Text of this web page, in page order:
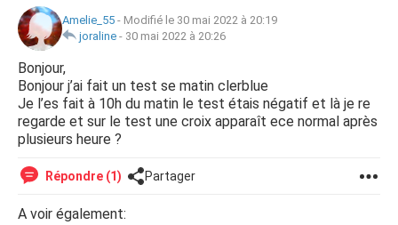
Amelie_55 - Modifié le 30 mai 2022 à 20:19
joraline - 30 mai 2022 à 20:26
Bonjour,
Bonjour j’ai fait un test se matin clerblue
Je l’es fait à 10h du matin le test étais négatif et là je re
regarde et sur le test une croix apparaît ece normal après
plusieurs heure ?
Répondre (1) Partager
A voir également: